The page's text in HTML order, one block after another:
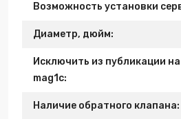
Возможность установки
Диаметр, дюйм:
Исключить из публикации
mag1c:
Наличие обратного клапана: